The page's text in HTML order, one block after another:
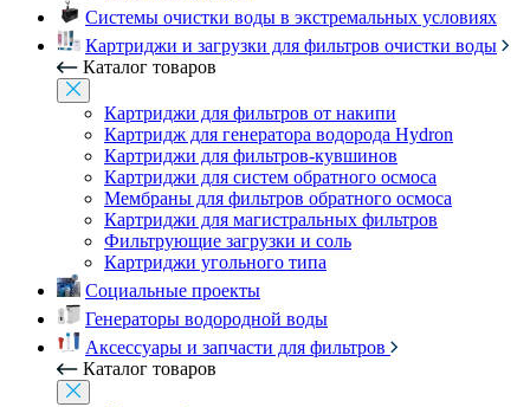
Системы очистки воды в экстремальных условиях
Картриджи и загрузки для фильтров очистки воды
Каталог товаров
Картриджи для фильтров от накипи
Картридж для генератора водорода Hydron
Картриджи для фильтров-кувшинов
Картриджи для систем обратного осмоса
Мембраны для фильтров обратного осмоса
Картриджи для магистральных фильтров
Фильтрующие загрузки и соль
Картриджи угольного типа
Социальные проекты
Генераторы водородной воды
Аксессуары и запчасти для фильтров
Каталог товаров